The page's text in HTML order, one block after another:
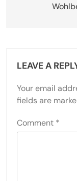
LEAVE A
Your email
fields are
Comment *